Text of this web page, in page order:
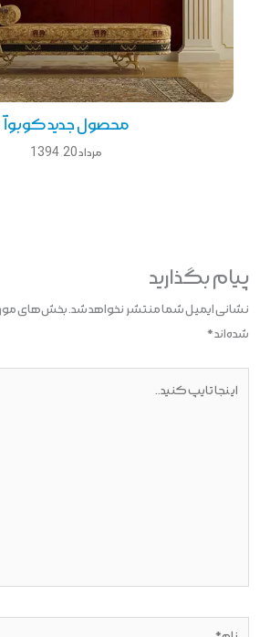
محصول جدید کوبوآ
مرداد 20, 1394
پیام بگذارید
نشانی ایمیل شما منتشر نخواهد شد.بخش‌های
شده‌اند*
نام*